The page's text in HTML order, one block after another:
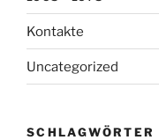
Kontakte
Uncategorized
SCHLAGWÖRTER